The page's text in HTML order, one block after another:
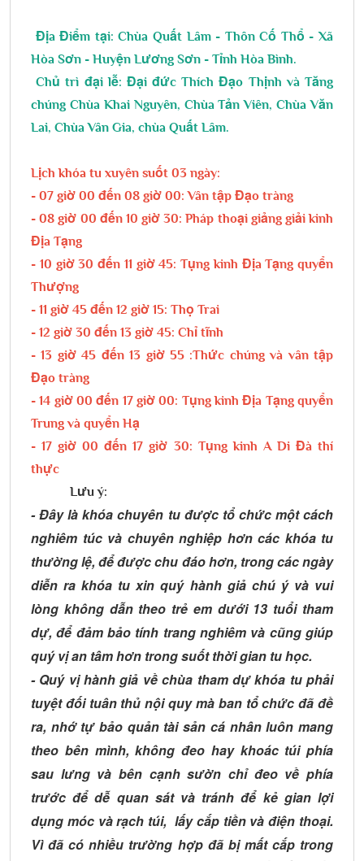
Địa Điểm tại: Chùa Quất Lâm - Thôn Cố Thổ - Xã
Hòa Sơn - Huyện Lương Sơn - Tỉnh Hòa Bình.
Chủ trì đại lễ: Đại đức Thích Đạo Thịnh và Tăng
chúng Chùa Khai Nguyên, Chùa Tản Viên, Chùa Văn
Lai, Chùa Vân Gia, chùa Quất Lâm.
Lịch khóa tu xuyên suốt 03 ngày:
- 07 giờ 00 đến 08 giờ 00: Vân tập Đạo tràng
- 08 giờ 00 đến 10 giờ 30: Pháp thoại giảng giải kinh
Địa Tạng
- 10 giờ 30 đến 11 giờ 45: Tụng kinh Địa Tạng quyển
Thượng
- 11 giờ 45 đến 12 giờ 15: Thọ Trai
- 12 giờ 30 đến 13 giờ 45: Chỉ tĩnh
- 13 giờ 45 đến 13 giờ 55 :Thức chúng và vân tập
Đạo tràng
- 14 giờ 00 đến 17 giờ 00: Tụng kinh Địa Tạng quyển
Trung và quyển Hạ
- 17 giờ 00 đến 17 giờ 30: Tụng kinh A Di Đà thí
thực
Lưu ý:
- Đây là khóa chuyên tu được tổ chức một cách
nghiêm túc và chuyên nghiệp hơn các khóa tu
thường lệ, để được chu đáo hơn, trong các ngày
diễn ra khóa tu xin quý hành giả chú ý và vui
lòng không dẫn theo trẻ em dưới 13 tuổi tham
dự, để đảm bảo tính trang nghiêm và cũng giúp
quý vị an tâm hơn trong suốt thời gian tu học.
- Quý vị hành giả về chùa tham dự khóa tu phải
tuyệt đối tuân thủ nội quy mà ban tổ chức đã đề
ra, nhớ tự bảo quản tài sản cá nhân luôn mang
theo bên mình, không đeo hay khoác túi phía
sau lưng và bên cạnh sườn chỉ đeo về phía
trước để dễ quan sát và tránh để kẻ gian lợi
dụng móc và rạch túi, lấy cắp tiền và điện thoại.
Vì đã có nhiều trường hợp đã bị mất cắp trong